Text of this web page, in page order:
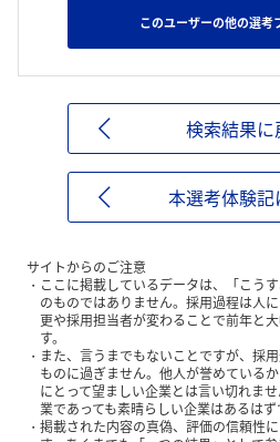
このユーザーの他の選考
検索結果に
本選考体験記
サイトからのご注意
ここに掲載しているデータは、「こう
のものではありません。採用過程は人
更や採用担当者が変わることで前年と
す。
また、言うまでもないことですが、採
ものに過ぎません。他人が誉めている
にとって望ましい企業とは言い切れま
業であっても素晴らしい企業はあるはず
掲載された内容の真偽、評価の信頼性